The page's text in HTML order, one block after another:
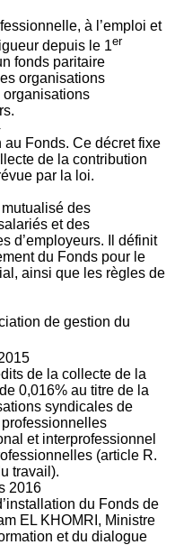
à l’emploi et
depuis le 1er
fonds paritaire
organisations
au Fonds. Ce décret fixe
de la contribution
par la loi.
des
et des
d’employeurs. Il définit
du Fonds pour le
ainsi que les règles de
de gestion du
de la collecte de la
0,016% au titre de la
syndicales de
et interprofessionnel
(article R.
travail).
2016
du Fonds de
EL KHOMRI, Ministre
et du dialogue